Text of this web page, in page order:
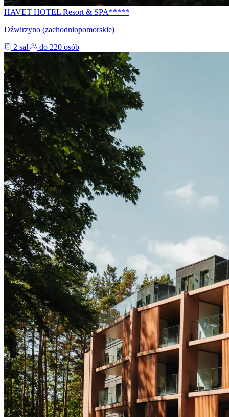
HAVET HOTEL Resort & SPA*****
Dźwirzyno (zachodniopomorskie)
2 sal
do 220 osób